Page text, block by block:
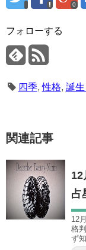
0
フォローする
四季,性格, 誕
関連記事
12
占
12
格
ず